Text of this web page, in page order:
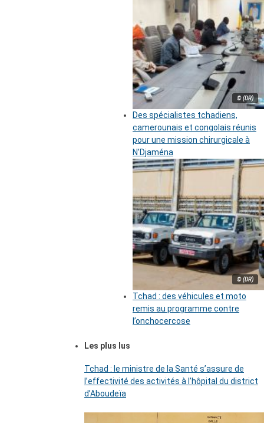
© (DR)
Des spécialistes tchadiens,
camerounais et congolais réunis
pour une mission chirurgicale à
N’Djaména
© (DR)
Tchad : des véhicules et moto
remis au programme contre
l’onchocercose
Les plus lus
Tchad : le ministre de la Santé s’assure de
l’effectivité des activités à l’hôpital du district
d’Aboudeïa